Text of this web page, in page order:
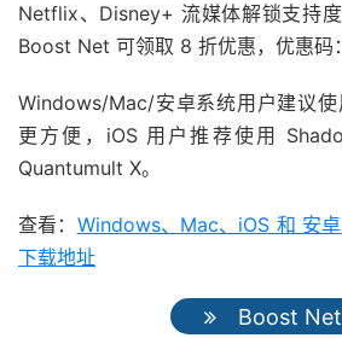
Netflix、Disney+ 流媒体解锁支持
Boost Net 可领取 8 折优惠，优惠码
Windows/Mac/安卓系统用户建议
更方便，iOS 用户推荐使用
Quantumult X。
查看： Windows、Mac、iOS 和 安
下载地址
Boost Net